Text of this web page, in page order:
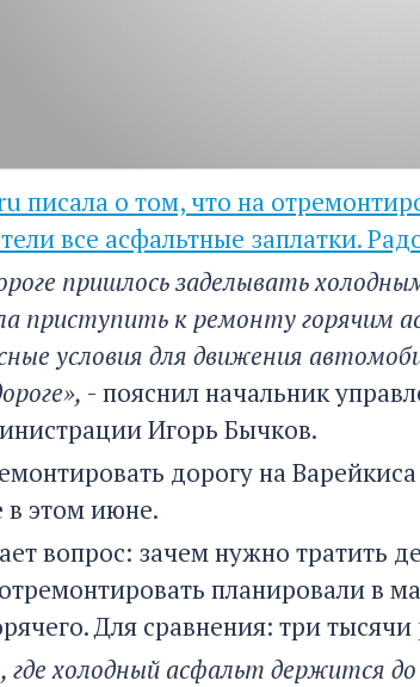
писала о том, что на
все асфальтные заплатки.
пришлось заделывать
приступить к ремонту
условия для движения
- пояснил начальник
Игорь Бычков.
дорогу на
этом июне.
вопрос: зачем нужно тратить
планировали в
Для сравнения: три
холодный асфальт держится